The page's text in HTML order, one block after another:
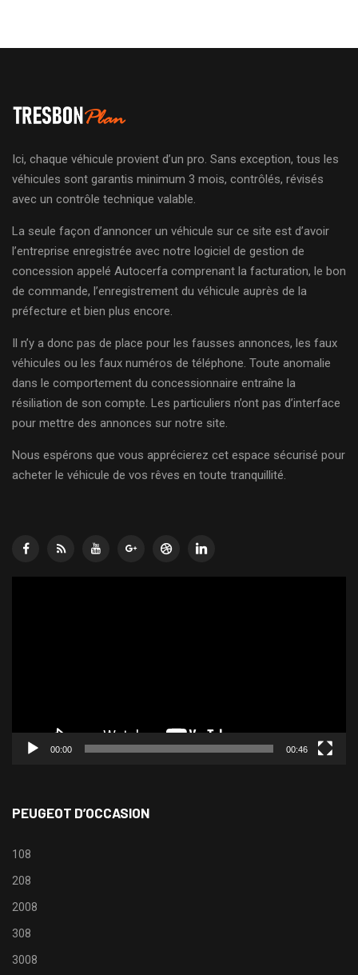
Ici, chaque véhicule provient d’un pro. Sans exception, tous les
véhicules sont garantis minimum 3 mois, contrôlés, révisés
avec un contrôle technique valable.
La seule façon d’annoncer un véhicule sur ce site est d’avoir
l’entreprise enregistrée avec notre logiciel de gestion de
concession appelé Autocerfa comprenant la facturation, le bon
de commande, l’enregistrement du véhicule auprès de la
préfecture et bien plus encore.
Il n’y a donc pas de place pour les fausses annonces, les faux
véhicules ou les faux numéros de téléphone. Toute anomalie
dans le comportement du concessionnaire entraîne la
résiliation de son compte. Les particuliers n’ont pas d’interface
pour mettre des annonces sur notre site.
Nous espérons que vous apprécierez cet espace sécurisé pour
acheter le véhicule de vos rêves en toute tranquillité.
00:00 00:46
PEUGEOT D’OCCASION
108
208
2008
308
3008